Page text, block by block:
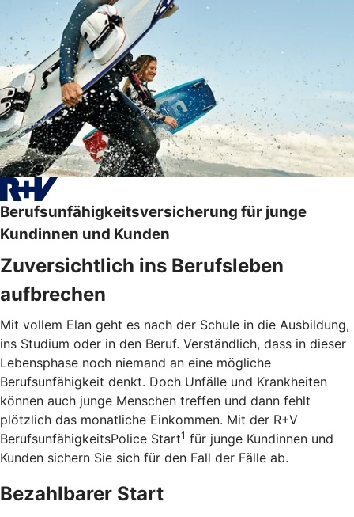
Berufsunfähigkeitsversicherung für junge
Kundinnen und Kunden
Zuversichtlich ins Berufsleben
aufbrechen
Mit vollem Elan geht es nach der Schule in die Ausbildung,
ins Studium oder in den Beruf. Verständlich, dass in dieser
Lebensphase noch niemand an eine mögliche
Berufsunfähigkeit denkt. Doch Unfälle und Krankheiten
können auch junge Menschen treffen und dann fehlt
plötzlich das monatliche Einkommen. Mit der R+V
BerufsunfähigkeitsPolice Start1 für junge Kundinnen und
Kunden sichern Sie sich für den Fall der Fälle ab.
Bezahlbarer Start